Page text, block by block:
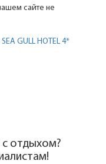
сайте не
GULL HOTEL 4*
отдыхом?